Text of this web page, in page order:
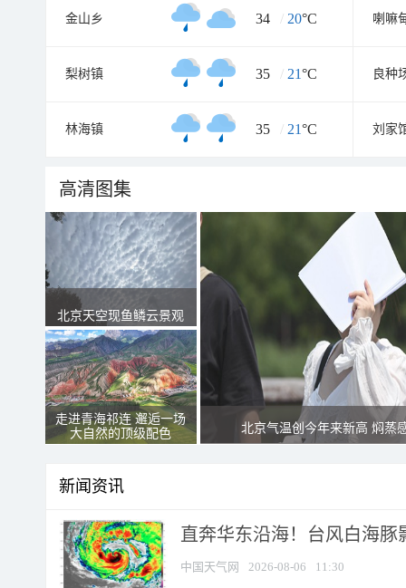
金山乡 34 / 20°C 喇嘛
梨树镇 35 / 21°C 良种
林海镇 35 / 21°C 刘家
高清图集
北京天空现鱼鳞云景观
走进青海祁连 邂逅一场
大自然的顶级配色
北京气温创今年来新高 焖蒸
新闻资讯
直奔华东沿海！台风白海豚
中国天气网 2026-08-06 11:30